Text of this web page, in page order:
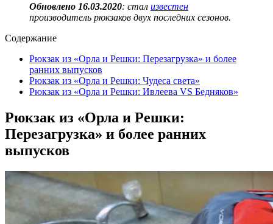
Обновлено 16.03.2020: стал известен
производитель рюкзаков двух последних сезонов.
Содержание
Рюкзак из «Орла и Решки: Перезагрузка» и более
ранних выпусков
Рюкзак из «Орла и Решки: Чудеса света»
Рюкзак из «Орла и Решки: Ивлеева VS Бедняков»
Рюкзак из «Орла и Решки:
Перезагрузка» и более ранних
выпусков